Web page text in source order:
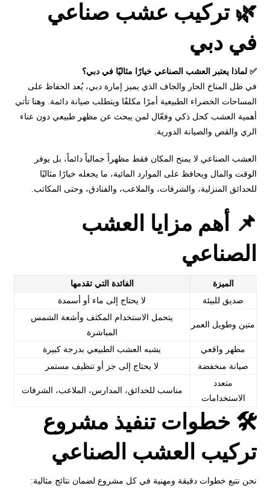
🌿 تركيب عشب صناعي
في دبي
✅ لماذا يعتبر العشب الصناعي خيارًا مثاليًا في دبي؟
في ظل المناخ الحار والجاف الذي يميز إمارة دبي، يُعد الحفاظ على
المساحات الخضراء الطبيعية أمرًا مكلفًا ويتطلب صيانة دائمة. وهنا تأتي
أهمية العشب كحل ذكي وفعّال لمن يبحث عن مظهر طبيعي دون عناء
الري والقص والصيانة الدورية.
العشب الصناعي لا يمنح المكان فقط مظهراً جمالياً دائماً، بل يوفر
الوقت والمال ويحافظ على الموارد المائية، ما يجعله خيارًا مثاليًا
للحدائق المنزلية، والشرفات، والملاعب، والفنادق، وحتى المكاتب.
📌 أهم مزايا العشب
الصناعي
الميزة
الفائدة التي تقدمها
صديق للبيئة
لا يحتاج إلى ماء أو أسمدة
متين وطويل العمر
يتحمل الاستخدام المكثف وأشعة الشمس
المباشرة
مظهر واقعي
يشبه العشب الطبيعي بدرجة كبيرة
صيانة منخفضة
لا يحتاج إلى جز أو تنظيف مستمر
متعدد
الاستخدامات
مناسب للحدائق، المدارس، الملاعب، الشرفات
🛠️ خطوات تنفيذ مشروع
تركيب العشب الصناعي
نحن نتبع خطوات دقيقة ومهنية في كل مشروع لضمان نتائج مثالية: